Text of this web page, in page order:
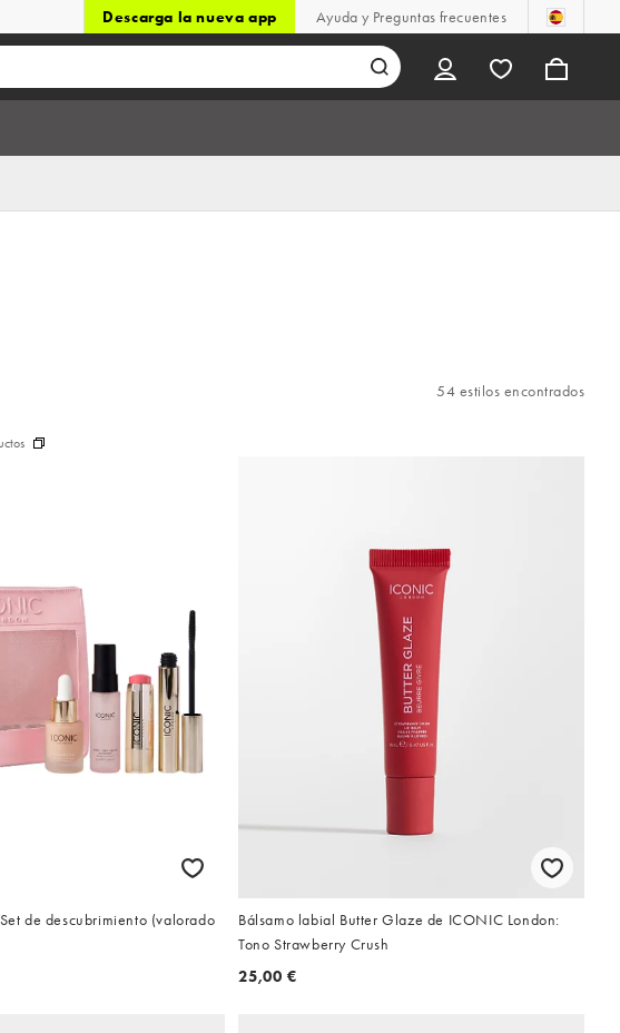
Descarga la nueva app Ayuda y Preguntas frecuentes
54 estilos encontrados
de descubrimiento (valorado
Bálsamo labial Butter Glaze de ICONIC London:
Tono Strawberry Crush
25,00 €